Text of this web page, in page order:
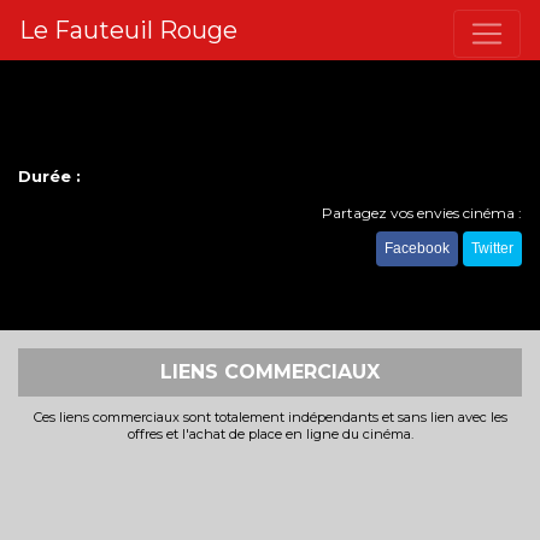
Le Fauteuil Rouge
Durée :
Partagez vos envies cinéma :
Facebook Twitter
LIENS COMMERCIAUX
Ces liens commerciaux sont totalement indépendants et sans lien avec les
offres et l'achat de place en ligne du cinéma.